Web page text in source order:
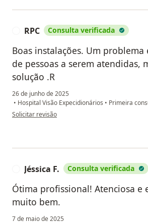
RPC Consulta verificada
Boas instalações. Um
de pessoas a serem atendidas,
solução .R
26 de junho de 2025
• Hospital Visão Expecidionários • Primeira
na opinião do utilizador RPC
Solicitar revisão
Jéssica F. Consulta verificada
Ótima profissional! Atenciosa e
muito bem.
7 de maio de 2025